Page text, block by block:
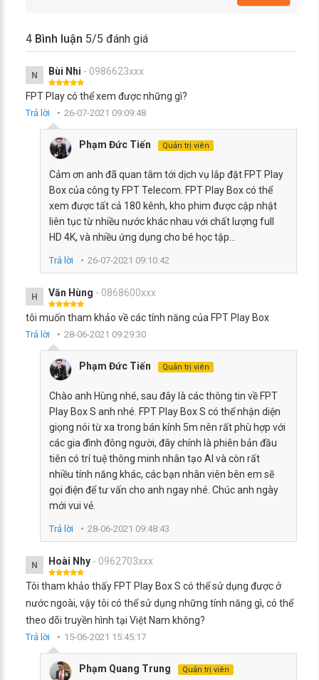
4 Bình luận 5/5 đánh giá
N Bùi Nhi - 0986623xxx
FPT Play có thể xem được những gì?
Trả lời 26-07-2021 09:09:48
Phạm Đức Tiến Quản trị viên
Cảm ơn anh đã quan tâm tới dịch vụ lắp đặt FPT Play
Box của công ty FPT Telecom. FPT Play Box có thể
xem được tất cả 180 kênh, kho phim được cập nhật
liên tục từ nhiều nước khác nhau với chất lượng full
HD 4K, và nhiều ứng dụng cho bé học tập...
Trả lời 26-07-2021 09:10:42
H Văn Hùng - 0868600xxx
tôi muốn tham khảo về các tính năng của FPT Play Box
Trả lời 28-06-2021 09:29:30
Phạm Đức Tiến Quản trị viên
Chào anh Hùng nhé, sau đây là các thông tin về FPT
Play Box S anh nhé. FPT Play Box S có thể nhận diện
giọng nói từ xa trong bán kính 5m nên rất phù hợp với
các gia đình đông người, đây chính là phiên bản đầu
tiên có trí tuệ thông minh nhân tạo AI và còn rất
nhiều tính năng khác, các bạn nhân viên bên em sẽ
gọi điện để tư vấn cho anh ngay nhé. Chúc anh ngày
mới vui vẻ.
Trả lời 28-06-2021 09:48:43
N Hoài Nhy - 0962703xxx
Tôi tham khảo thấy FPT Play Box S có thể sử dụng được ở
nước ngoài, vậy tôi có thể sử dụng những tính năng gì, có thể
theo dõi truyền hình tại Việt Nam không?
Trả lời 15-06-2021 15:45:17
Phạm Quang Trung Quản trị viên